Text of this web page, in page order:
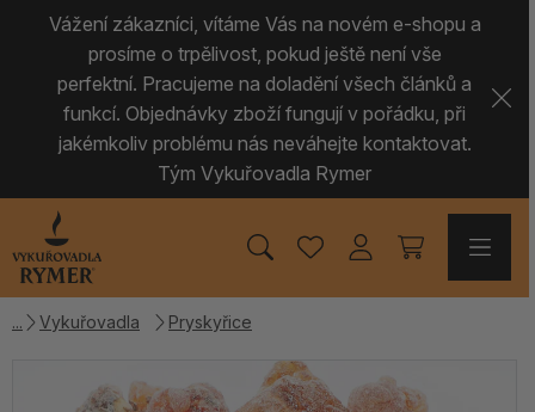
Vážení zákazníci, vítáme Vás na novém e-shopu a
prosíme o trpělivost, pokud ještě není vše
perfektní. Pracujeme na doladění všech článků a
funkcí. Objednávky zboží fungují v pořádku, při
jakémkoliv problému nás neváhejte kontaktovat.
Tým Vykuřovadla Rymer
Vykuřovadla Pryskyřice